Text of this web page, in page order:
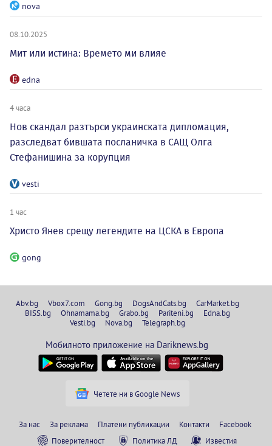
nova
08.10.2025
Мит или истина: Времето ми влияе
edna
4 часа
Нов скандал разтърси украинската дипломация,
разследват бившата посланичка в САЩ Олга
Стефанишина за корупция
vesti
1 час
Христо Янев срещу легендите на ЦСКА в Европа
gong
Abv.bg Vbox7.com Gong.bg DogsAndCats.bg
CarMarket.bg
BISS.bg
Ohnamama.bg Grabo.bg Pariteni.bg
Edna.bg
Vesti.bg
Nova.bg Telegraph.bg
Мобилното приложение на Dariknews.bg
Четете ни в Google News
За нас За реклама Платени публикации Контакти
Facebook
Поверителност
Политика ЛД Известия